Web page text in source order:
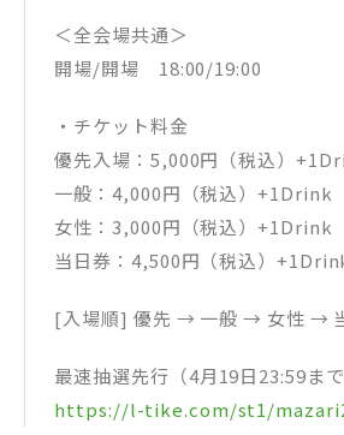
＜全会場共通＞
開場/開場 18:00/19:00
・チケット料金
優先入場：5,000円（税込）
一般：4,000円（税込）+1Drink
女性：3,000円（税込）+1Drink
当日券：4,500円（税込）
[入場順] 優先 → 一般 → 女性 →
最速抽選先行（4月19日23:59まで
https://l-tike.com/st1/